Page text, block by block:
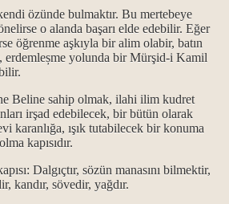
özünde bulmaktır. Bu mertebeye
o alanda başarı elde edebilir. Eğer
öğrenme aşkıyla bir alim olabir, batın
erdemleșme yolunda bir Mürşid-i Kamil
Beline sahip olmak, ilahi ilim kudret
irşad edebilecek, bir bütün olarak
karanlığa, ışık tutabilecek bir konuma
kapısıdır.
Dalgıçtır, sözün manasını bilmektir,
kandır, sövedir, yağdır.